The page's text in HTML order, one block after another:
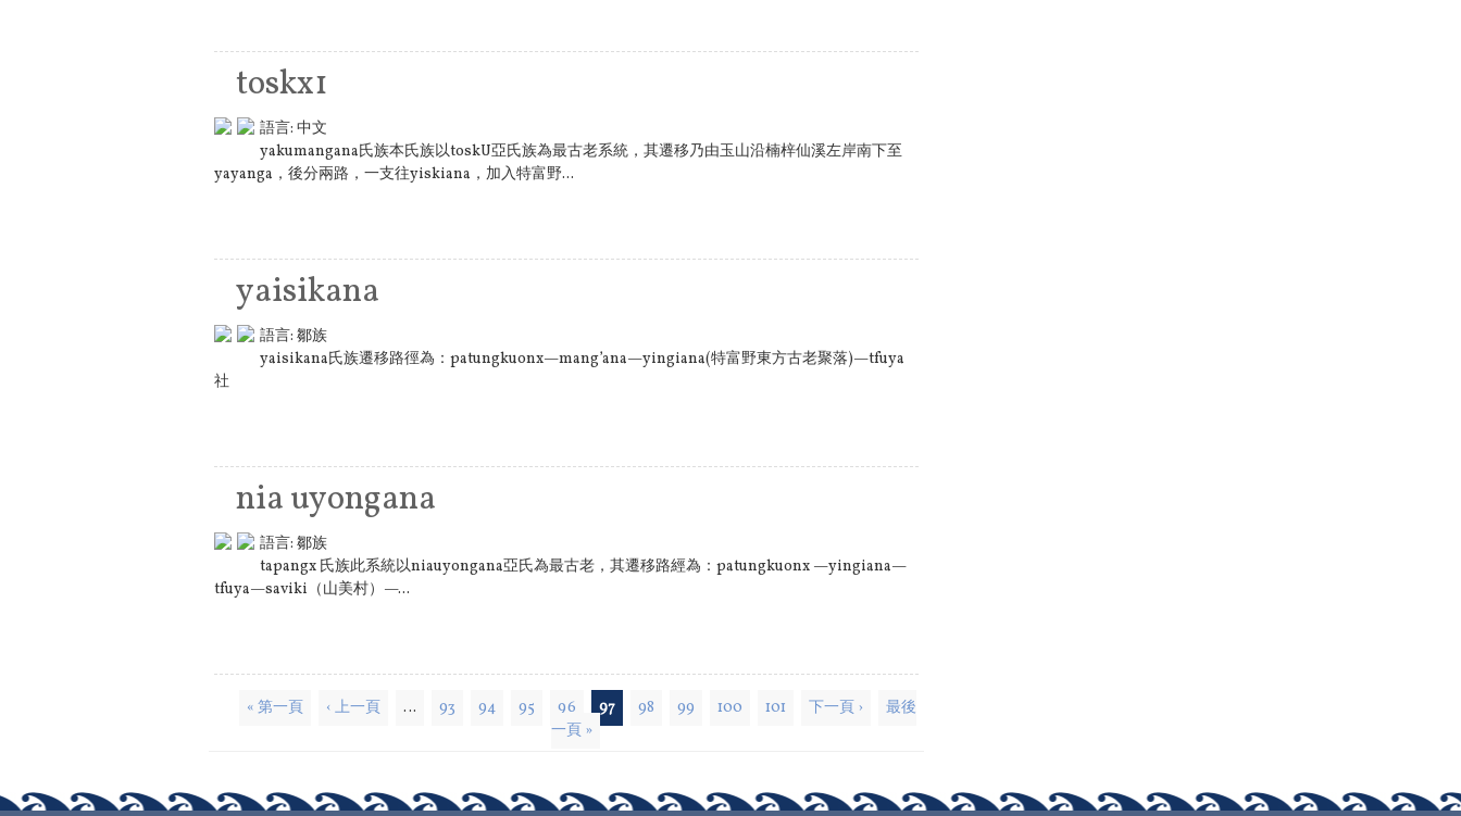
toskx1
語言: 中文
yakumangana氏族本氏族以toskU亞氏族為最古老系統，其遷移乃由玉山沿楠梓仙溪左岸南下至
yayanga，後分兩路，一支往yiskiana，加入特富野...
yaisikana
語言: 鄒族
yaisikana氏族遷移路徑為：patungkuonx—mang’ana—yingiana(特富野東方古老聚落)—tfuya
社
nia uyongana
語言: 鄒族
tapangx 氏族此系統以niauyongana亞氏為最古老，其遷移路經為：patungkuonx —yingiana—
tfuya—saviki（山美村）—...
頁面« 第一頁 ‹ 上一頁 … 93 94 95 96 97 98 99 100 101 下一頁 ›
最後
一頁 »